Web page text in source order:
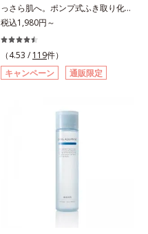
っさら肌へ。ポンプ式ふき取り化粧
水。くすみ(*1)知らずのまっさら肌
へ。洗顔後すぐの肌に使う、ポンプ
式のふき取り化粧水です。ポンプ式
だから簡単。片手でぷしゅっと押す
だけでコットンに含ませられます。
来AHA(*2)が古い角質をやわらかく
イックフィット成分(*3)がほぐれた
角層の汚れを素早くなじませ、コッ
C(*5)や高浸透セラミド(*6)配合で肌
の水分量アップ。洗顔後の肌に使う
税込1,980円～
（4.53 / 119件）
キャンペーン
通販限定